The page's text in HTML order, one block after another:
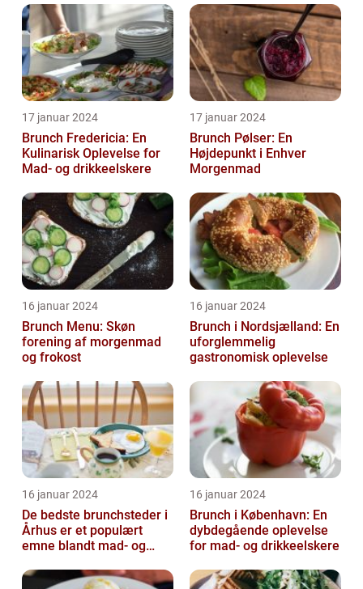
og turis...
17 januar 2024
Brunch Fredericia: En
Kulinarisk Oplevelse for
Mad- og drikkeelskere
17 januar 2024
Brunch Pølser: En
Højdepunkt i Enhver
Morgenmad
16 januar 2024
Brunch Menu: Skøn
forening af morgenmad
og frokost
16 januar 2024
Brunch i Nordsjælland: En
uforglemmelig
gastronomisk oplevelse
16 januar 2024
De bedste brunchsteder i
Århus er et populært
emne blandt mad- og
lokale og turi...
16 januar 2024
Brunch i København: En
dybdegående oplevelse
for mad- og drikkeelskere